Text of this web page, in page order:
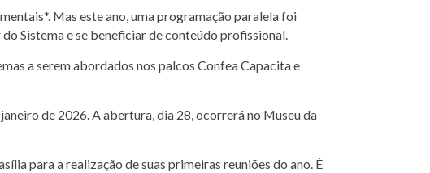
Mas este ano, uma programação paralela foi
Sistema e se beneficiar de conteúdo profissional.
a serem abordados nos palcos Confea Capacita e
de 2026. A abertura, dia 28, ocorrerá no Museu da
para a realização de suas primeiras reuniões do ano. É